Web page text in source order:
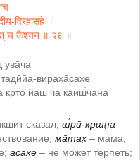
विरहासहे ।
च कैश्चन ॥ २६ ॥
ува̄ча
вираха̄сахе
кр̣то йаш́ ча каиш́чана
сказал; ш́рӣ-кр̣шн̣а –
ма̄тах̣ – мама;
асахе– не может терпеть;